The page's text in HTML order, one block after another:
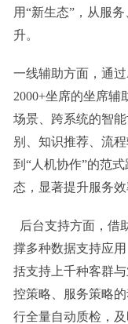
用“新生态”，从服
升。
一线辅助方面，通
2000+坐席的坐席辅
场景、跨系统的智
别、知识推荐、流
到“人机协作”的范
态，显著提升服务效
后台支持方面，借
撑多种数据支持应
括支持上千种客群
控策略、服务策略
行全量自动质检，